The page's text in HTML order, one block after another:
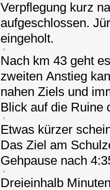
Verpflegung kurz
aufgeschlossen.
eingeholt.
Nach km 43 geht
zweiten Anstieg
nahen Ziels und
Blick auf die Ruine
Etwas kürzer
Das Ziel am
Gehpause nach
Dreieinhalb